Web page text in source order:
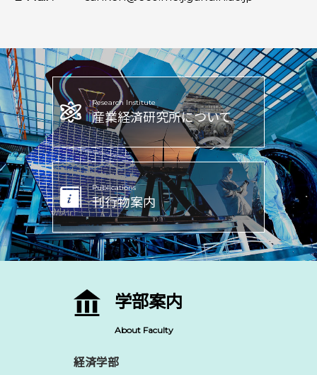
Research Institute
産業経済研究所について
Publications
刊行物案内
学部案内
About Faculty
経済学部